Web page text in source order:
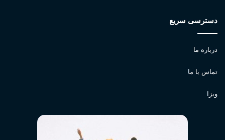
دسترسی سریع
درباره ما
تماس با ما
ویزا